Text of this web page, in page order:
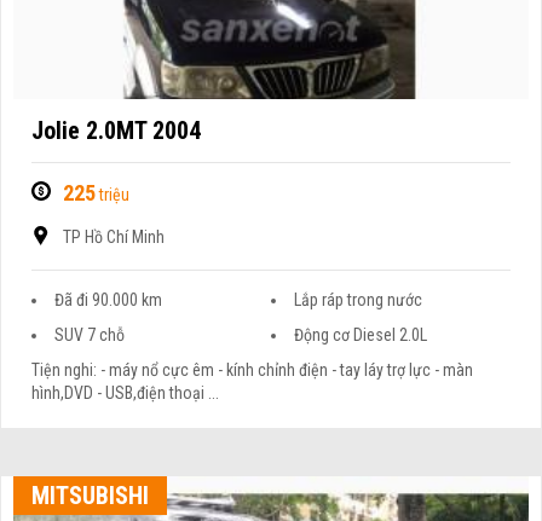
Jolie 2.0MT 2004
225triệu
TP Hồ Chí Minh
Đã đi 90.000 km
Lắp ráp trong nước
SUV 7 chỗ
Động cơ Diesel 2.0L
Tiện nghi: - máy nổ cực êm - kính chỉnh điện - tay láy trợ lực - màn
hình,DVD - USB,điện thoại ...
MITSUBISHI